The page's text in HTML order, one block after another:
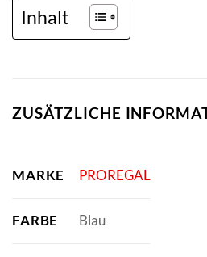
Inhalt
ZUSÄTZLICHE
MARKE PROREGAL
FARBE Blau